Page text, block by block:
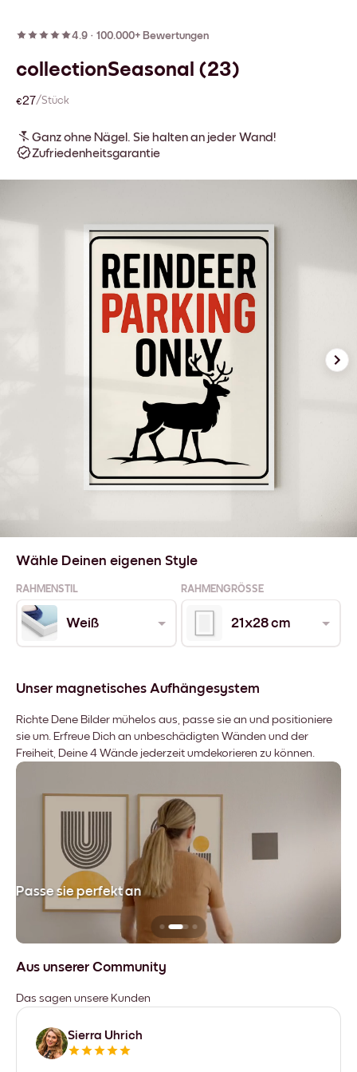
4.9 · 100.000+ Bewertungen
collectionSeasonal (23)
€27/Stück
Ganz ohne Nägel. Sie halten an jeder Wand!
Zufriedenheitsgarantie
Wähle Deinen eigenen Style
RAHMENSTIL RAHMENGRÖSSE
Weiß 21x28 cm
Unser magnetisches Aufhängesystem
Richte Dene Bilder mühelos aus, passe sie an und positioniere
sie um. Erfreue Dich an unbeschädigten Wänden und der
Freiheit, Deine 4 Wände jederzeit umdekorieren zu können.
Passe sie perfekt an
Aus unserer Community
Das sagen unsere Kunden
Sierra Uhrich